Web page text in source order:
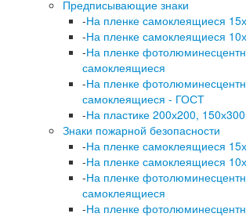
Предписывающие знаки
-На пленке самоклеящиеся
-На пленке самоклеящиеся
-На пленке
самоклеящиеся
-На пленке
самоклеящиеся - ГОСТ
-На пластике 200х200, 150х300
Знаки пожарной безопасности
-На пленке самоклеящиеся
-На пленке самоклеящиеся
-На пленке
самоклеящиеся
-На пленке